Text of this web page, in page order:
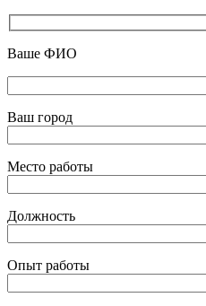
Ваше ФИО
Ваш город
Место работы
Должность
Опыт работы